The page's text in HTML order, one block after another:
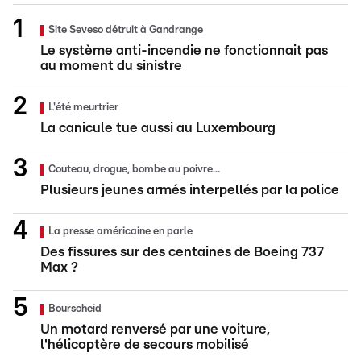
Site Seveso détruit à Gandrange
Le système anti-incendie ne fonctionnait pas
au moment du sinistre
L'été meurtrier
La canicule tue aussi au Luxembourg
Couteau, drogue, bombe au poivre...
Plusieurs jeunes armés interpellés par la police
La presse américaine en parle
Des fissures sur des centaines de Boeing 737
Max ?
Bourscheid
Un motard renversé par une voiture,
l'hélicoptère de secours mobilisé